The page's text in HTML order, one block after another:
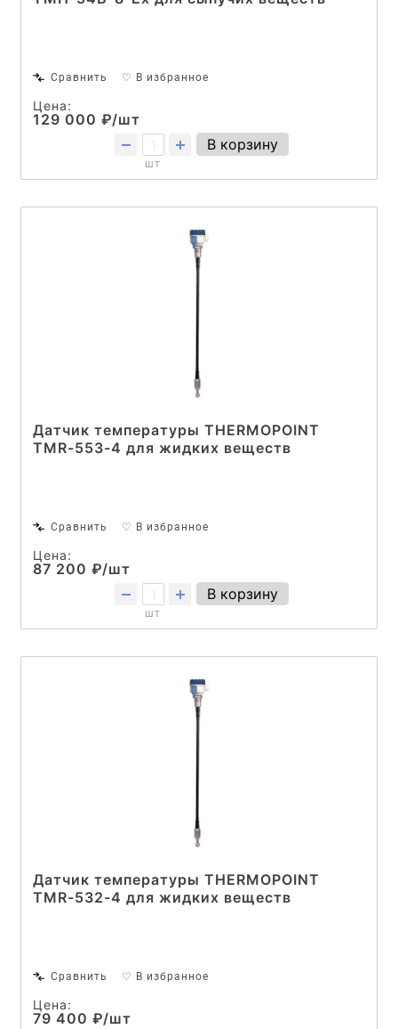
Сравнить ♡ В избранное
Цена:
129 000 ₽/шт
шт
В корзину
Датчик температуры THERMOPOINT
TMR-553-4 для жидких веществ
Сравнить ♡ В избранное
Цена:
87 200 ₽/шт
шт
В корзину
Датчик температуры THERMOPOINT
TMR-532-4 для жидких веществ
Сравнить ♡ В избранное
Цена:
79 400 ₽/шт